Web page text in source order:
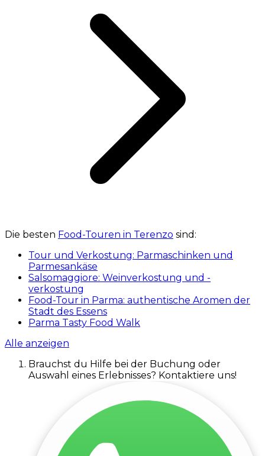
Die besten Food-Touren in Terenzo sind:
Tour und Verkostung: Parmaschinken und
Parmesankäse
Salsomaggiore: Weinverkostung und -
verkostung
Food-Tour in Parma: authentische Aromen der
Stadt des Essens
Parma Tasty Food Walk
Alle anzeigen
Brauchst du Hilfe bei der Buchung oder
Auswahl eines Erlebnisses? Kontaktiere uns!